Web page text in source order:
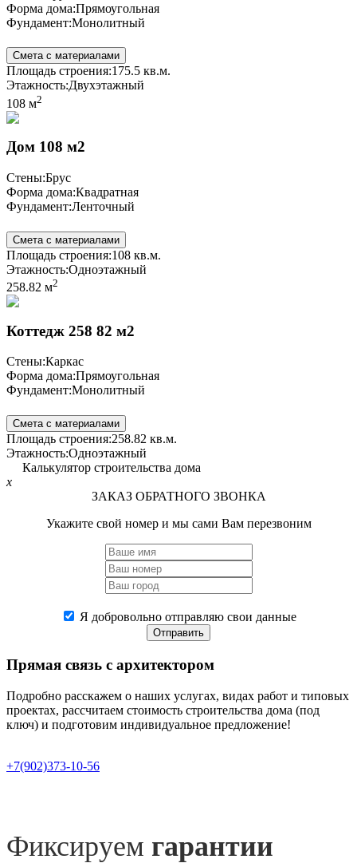
Форма дома:Прямоугольная
Фундамент:Монолитный
Смета с материалами
Площадь строения:175.5 кв.м.
Этажность:Двухэтажный
108 м2
Дом 108 м2
Стены:Брус
Форма дома:Квадратная
Фундамент:Ленточный
Смета с материалами
Площадь строения:108 кв.м.
Этажность:Одноэтажный
258.82 м2
Коттедж 258 82 м2
Стены:Каркас
Форма дома:Прямоугольная
Фундамент:Монолитный
Смета с материалами
Площадь строения:258.82 кв.м.
Этажность:Одноэтажный
Калькулятор строительства дома
x
ЗАКАЗ ОБРАТНОГО ЗВОНКА
Укажите свой номер и мы сами Вам перезвоним
Я добровольно отправляю свои данные
Отправить
Прямая связь с архитектором
Подробно расскажем о наших услугах, видах работ и типовых
проектах, рассчитаем стоимость строительства дома (под
ключ) и подготовим индивидуальное предложение!
+7(902)373-10-56
Фиксируем гарантии